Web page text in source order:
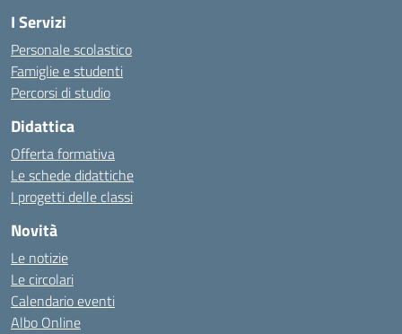
I Servizi
Personale scolastico
Famiglie e studenti
Percorsi di studio
Didattica
Offerta formativa
Le schede didattiche
I progetti delle classi
Novità
Le notizie
Le circolari
Calendario eventi
Albo Online